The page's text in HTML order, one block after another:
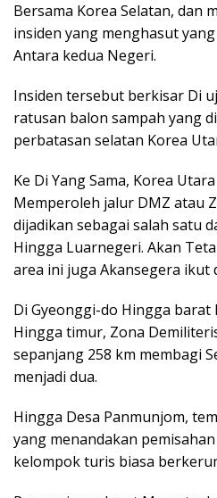
Bersama Korea Selatan, dan
insiden yang menghasut
Antara kedua Negeri.
Insiden tersebut berkisar Di
ratusan balon sampah yang
perbatasan selatan Korea
Ke Di Yang Sama, Korea
Memperoleh jalur DMZ atau
dijadikan sebagai salah satu
Hingga Luarnegeri. Akan
area ini juga Akansegera ikut
Di Gyeonggi-do Hingga barat
Hingga timur, Zona
sepanjang 258 km membagi
menjadi dua.
Hingga Desa Panmunjom,
yang menandakan
kelompok turis biasa